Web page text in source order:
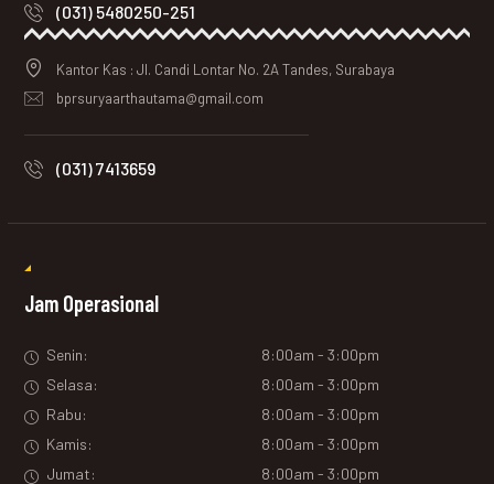
(031) 5480250-251
Kantor Kas : Jl. Candi Lontar No. 2A Tandes, Surabaya
bprsuryaarthautama@gmail.com
(031) 7413659
Jam Operasional
Senin:
8:00am - 3:00pm
Selasa:
8:00am - 3:00pm
Rabu:
8:00am - 3:00pm
Kamis:
8:00am - 3:00pm
Jumat:
8:00am - 3:00pm